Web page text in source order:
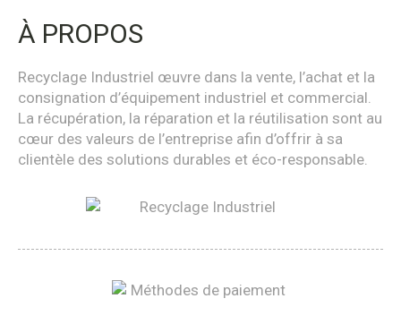
À PROPOS
Recyclage Industriel œuvre dans la vente, l’achat et la
consignation d’équipement industriel et commercial.
La récupération, la réparation et la réutilisation sont au
cœur des valeurs de l’entreprise afin d’offrir à sa
clientèle des solutions durables et éco-responsable.